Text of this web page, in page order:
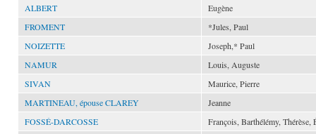
ALBERT
Eugène
FROMENT
*Jules, Paul
NOIZETTE
Joseph,* Paul
NAMUR
Louis, Auguste
SIVAN
Maurice, Pierre
MARTINEAU, épouse CLAREY
Jeanne
FOSSÉ-DARCOSSE
François, Barthélémy, Thérèse,